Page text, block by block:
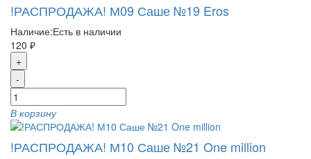
!РАСПРОДАЖА! М09 Саше №19 Eros
Наличие:Есть в наличии
120 ₽
+
-
В корзину
!РАСПРОДАЖА! М10 Саше №21 One million